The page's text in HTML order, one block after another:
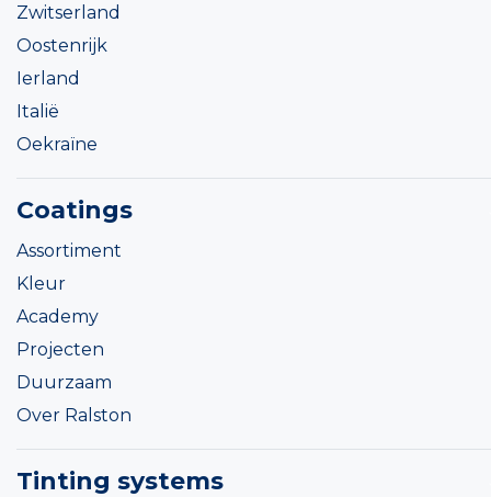
Zwitserland
Oostenrijk
Ierland
Italië
Oekraïne
Coatings
Assortiment
Kleur
Academy
Projecten
Duurzaam
Over Ralston
Tinting systems